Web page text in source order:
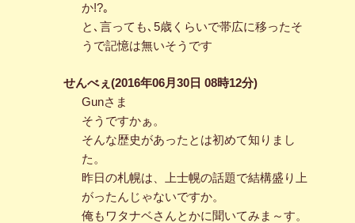
か!?｡
と､言っても､5歳くらいで帯広に移ったそ
うで記憶は無いそうです
せんべぇ(2016年06月30日 08時12分)
Gunさま
そうですかぁ。
そんな歴史があったとは初めて知りまし
た。
昨日の札幌は、上士幌の話題で結構盛り上
がったんじゃないですか。
俺もワタナベさんとかに聞いてみま～す。